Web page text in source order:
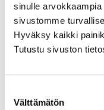
sinulle
sivustomme
Hyväksy kaikki
Tutustu sivuston
valinta
Välttämätön
erikoisliike, jolla